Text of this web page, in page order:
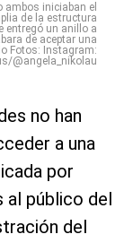
ambos iniciaban el
de la estructura
entregó un anillo a
de aceptar una
Fotos: Instagram:
@angela_nikolau
no han
a una
por
al público del
del